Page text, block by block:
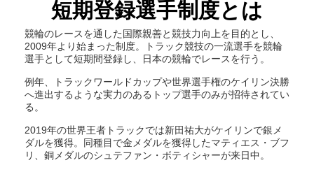
短期登録選手制度とは
競輪のレースを通した国際親善と競技力向上を目的とし、
2009年より始まった制度。トラック競技の一流選手を競輪
選手として短期間登録し、日本の競輪でレースを行う。
例年、トラックワールドカップや世界選手権のケイリン決勝
へ進出するような実力のあるトップ選手のみが招待されてい
る。
2019年の世界王者トラックでは新田祐大がケイリンで銀メ
ダルを獲得。同種目で金メダルを獲得したマティエス・ブフ
リ、銅メダルのシュテファン・ボティシャーが来日中。